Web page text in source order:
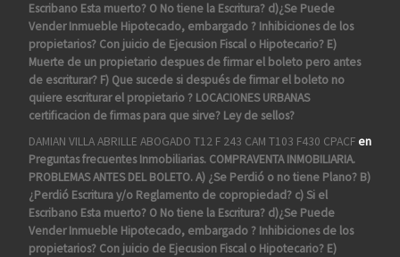
Escribano Esta muerto? O No tiene la Escritura? d)¿Se Puede
Vender Inmueble Hipotecado, embargado ? Inhibiciones de los
propietarios? Con juicio de Ejecusion Fiscal o Hipotecario? E)
Muerte de un propietario despues de firmar el boleto pero antes
de escriturar? F) Que sucede si después de firmar el boleto no
quiere escriturar el propietario ? LOCACIONES URBANAS
certificacion de firmas para que sirve? Ley de sellos?
DAMIAN VILLA ABRILLE ABOGADO T12 F 243 CAM T103 F430 CPACFen
Preguntas frecuentes Inmobiliarias. COMPRAVENTA INMOBILIARIA.
PROBLEMAS ANTES DEL BOLETO. A) ¿Se Perdió o no tiene Plano? B)
¿Perdió Escritura y/o Reglamento de copropiedad? c) Si el
Escribano Esta muerto? O No tiene la Escritura? d)¿Se Puede
Vender Inmueble Hipotecado, embargado ? Inhibiciones de los
propietarios? Con juicio de Ejecusion Fiscal o Hipotecario? E)